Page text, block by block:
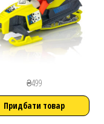
₴499
Придбати товар